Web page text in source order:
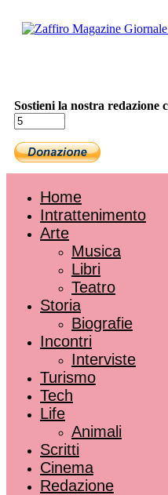
Sostieni la nostra redazione
Home
Intrattenimento
Arte
Musica
Libri
Teatro
Storia
Biografie
Incontri
Interviste
Turismo
Tech
Life
Animali
Scritti
Cinema
Redazione